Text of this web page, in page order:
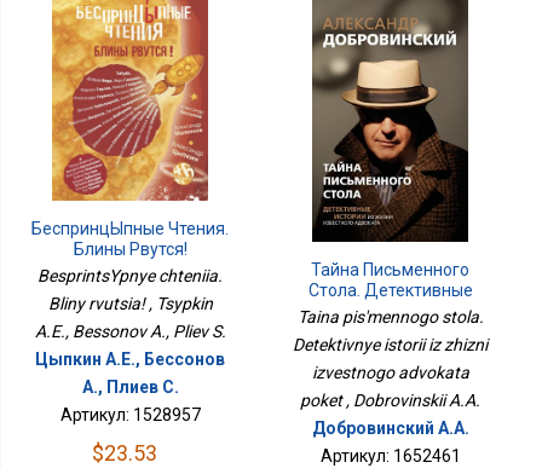
БеспринцЫпные Чтения.
Блины Рвутся!
BesprintsYpnye chteniia.
Bliny rvutsia! , Tsypkin
A.E., Bessonov A., Pliev S.
Цыпкин А.Е., Бессонов
А., Плиев С.
Артикул: 1528957
$23.53
Тайна Письменного
Стола. Детективные
Истории Из Жизни
Известного Адвоката
Покет
Taina pis'mennogo stola.
Detektivnye istorii iz zhizni
izvestnogo advokata
poket , Dobrovinskii A.A.
Добровинский А.А.
Артикул: 1652461